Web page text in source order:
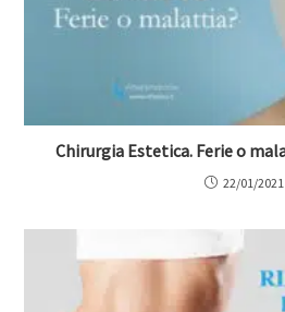
Chirurgia Estetica. Ferie o
22/01/2021